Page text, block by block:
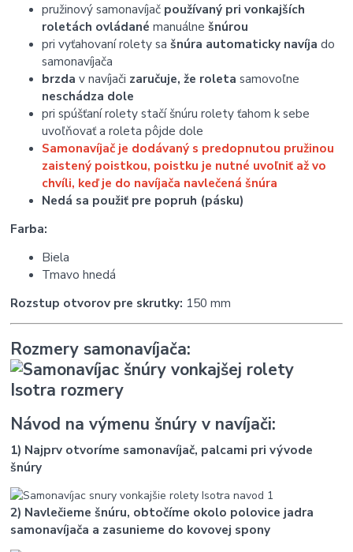
pružinový samonavíjač používaný pri vonkajších
roletách ovládané manuálnešnúrou
pri vyťahovaní rolety sašnúra automaticky navíja do
samonavíjača
brzdav navíjači zaručuje, že roleta samovoľne
neschádza dole
pri spúšťaní rolety stačí šnúru rolety ťahom k sebe
uvoľňovať a roleta pôjde dole
Samonavíjač je dodávaný s predopnutou pružinou
zaistený poistkou, poistku je nutné uvoľniť až vo
chvíli, keď je do navíjača navlečená šnúra
Nedá sa použiť pre popruh (pásku)
Farba:
Biela
Tmavo hnedá
Rozstup otvorov pre skrutky: 150 mm
Rozmery samonavíjača:
Návod na výmenu šnúry v navíjači:
1) Najprv otvoríme samonavíjač, palcami pri vývode
šnúry
2) Navlečieme šnúru, obtočíme okolo polovice jadra
samonavíjača a zasunieme do kovovej spony